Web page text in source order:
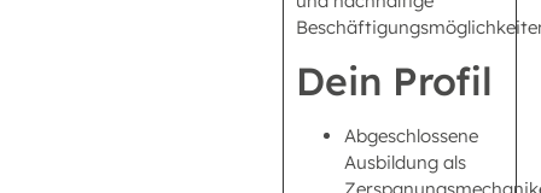
Dein Profil
Abgeschlossene
Ausbildung als